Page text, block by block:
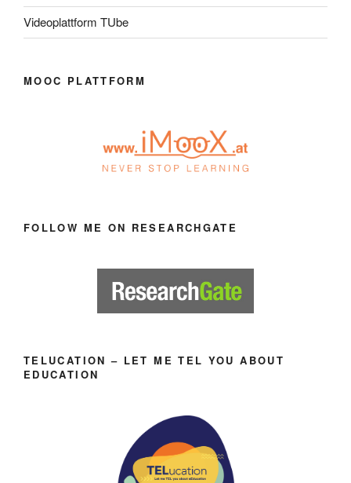
Videoplattform TUbe
MOOC PLATTFORM
FOLLOW ME ON RESEARCHGATE
TELUCATION – LET ME TEL YOU ABOUT
EDUCATION